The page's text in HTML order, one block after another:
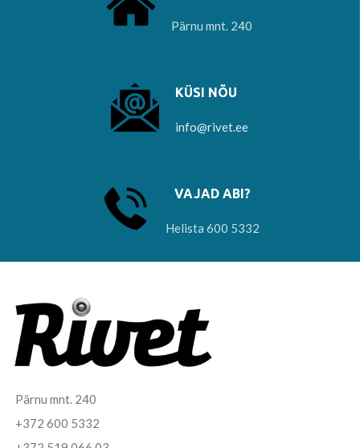
Pärnu mnt. 240
KÜSI NÕU
info@rivet.ee
VAJAD ABI?
Helista 600 5332
Pärnu mnt. 240
+372 600 5332